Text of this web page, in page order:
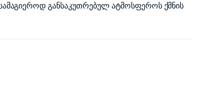
განსაკუთრებულ ატმოსფეროს ქმნის